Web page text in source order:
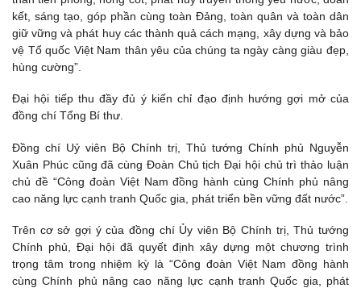
kết, sáng tạo, góp phần cùng toàn Đảng, toàn quân và toàn dân
giữ vững và phát huy các thành quả cách mạng, xây dựng và bảo
vệ Tổ quốc Việt Nam thân yêu của chúng ta ngày càng giàu đẹp,
hùng cường”.
Đại hội tiếp thu đầy đủ ý kiến chỉ đạo định hướng gợi mở của
đồng chí Tổng Bí thư.
Đồng chí Uỷ viên Bộ Chính trị, Thủ tướng Chính phủ Nguyễn
Xuân Phúc cũng đã cùng Đoàn Chủ tịch Đại hội chủ trì thảo luận
chủ đề “Công đoàn Việt Nam đồng hành cùng Chính phủ nâng
cao năng lực cạnh tranh Quốc gia, phát triển bền vững đất nước”.
Trên cơ sở gợi ý của đồng chí Ủy viên Bộ Chính trị, Thủ tướng
Chính phủ, Đại hội đã quyết định xây dựng một chương trình
trọng tâm trong nhiệm kỳ là “Công đoàn Việt Nam đồng hành
cùng Chính phủ nâng cao năng lực cạnh tranh Quốc gia, phát